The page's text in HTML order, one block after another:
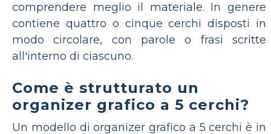
comprendere meglio il materiale. In genere
contiene quattro o cinque cerchi disposti in
modo circolare, con parole o frasi scritte
all'interno di ciascuno.
Come è strutturato un
organizer grafico a 5 cerchi?
Un modello di organizer grafico a 5 cerchi è in